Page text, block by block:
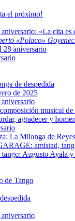
el próximo!
«La cita es
«Polaco»
28 aniversario
de despedida
de 2025
musical
agradecer y
La Milonga de
amistad,
Augusto Ayala
de Tango